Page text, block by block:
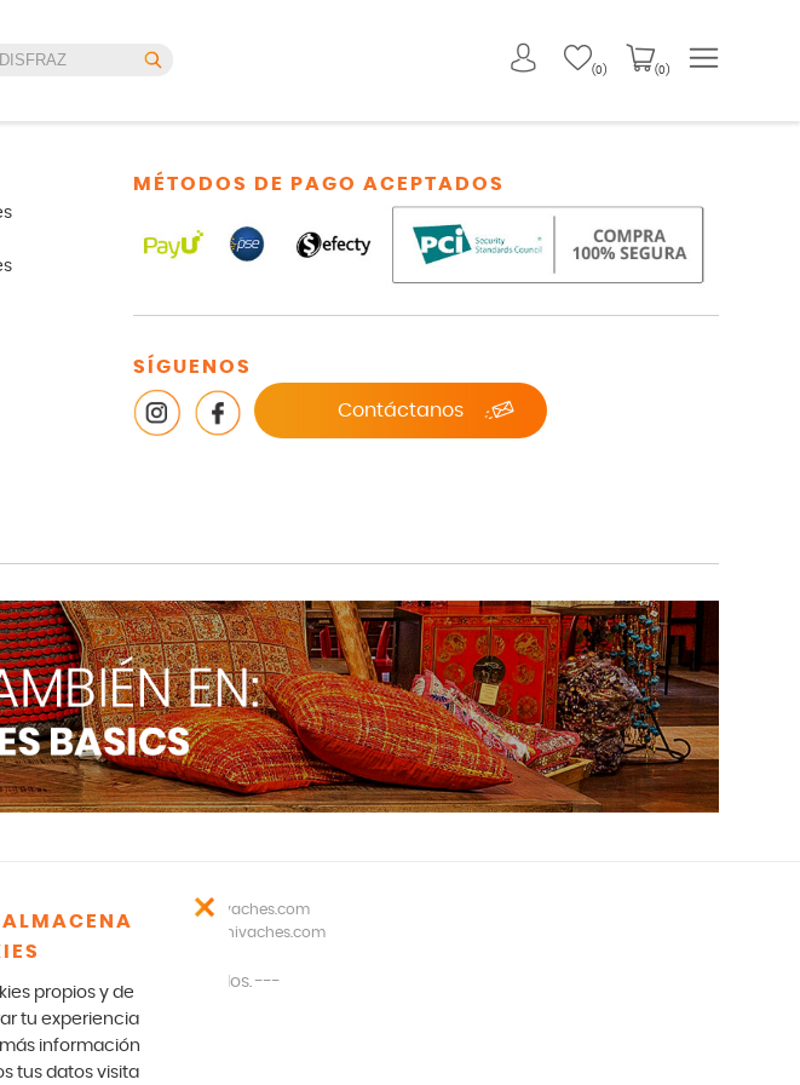
(0) (0)
propios y de
tu experiencia
más información
tus datos visita
MÉTODOS DE PAGO ACEPTADOS
SÍGUENOS
Contáctanos
E mail: comunicados@cachivaches.com
favor escribir a: team@cachivaches.com
los derechos reservados. ---
Paperplane.co